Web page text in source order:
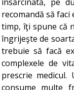
recomandă să
timp, îţi spune că
îngrijeşte de
trebuie să facă
complexele de
prescrie
consume multe